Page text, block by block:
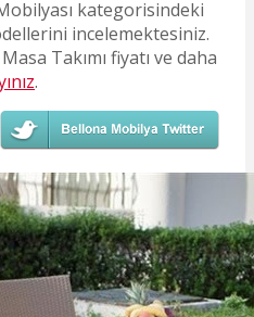
kategorisindeki
incelemektesiniz.
Takımı fiyatı ve daha
.